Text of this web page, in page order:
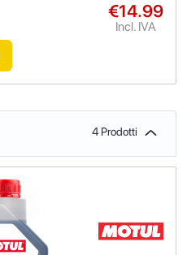
€14.99
Incl. IVA
4 Prodotti